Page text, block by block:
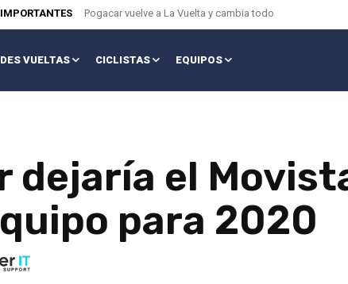
Pogacar vuelve a La Vuelta y cambia todo
VUELTAS CICLISTAS EQUIPOS
dejaría el
para 2020